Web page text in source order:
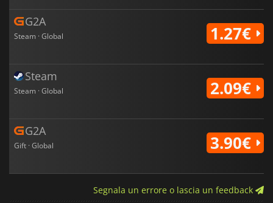
G2A
Steam · Global 1.27€
Steam
Steam · Global 2.09€
G2A
Gift · Global 3.90€
Segnala un errore o lascia un feedback